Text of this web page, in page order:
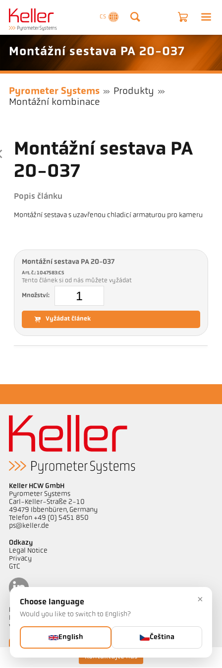
CS
Kontaktujte nás
Montážní sestava PA 20-037
Pyrometer Systems
Produkty
Montážní kombinace
Montážní sestava PA
20-037
Popis článku
Montážní sestava s uzavřenou chladicí armaturou pro kameru
Montážní sestava PA 20-037
Art. č.: 1047583:CS
Tento článek si od nás můžete vyžádat
Množství:
Vyžádat článek
Keller HCW GmbH
Pyrometer Systems
Carl-Keller-Straße 2-10
49479 Ibbenbüren, Germany
Telefon +49 (0) 5451 850
ps@keller.de
Odkazy
Legal Notice
Privacy
GTC
Kontakt
Máte dotazy ohledně našich řešení pro měření teploty? Náš tým
vám bude rád nápomocen.
Kontaktujte nás
×
Choose language
Would you like to switch to English?
English Čeština